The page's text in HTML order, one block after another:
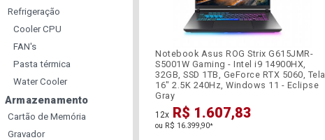
Refrigeração
Cooler CPU
FAN's
Pasta térmica
Water Cooler
Armazenamento
Cartão de Memória
Gravador
Notebook Asus ROG Strix G615JMR-
S5001W Gaming - Intel i9 14900HX,
32GB, SSD 1TB, GeForce RTX 5060, Tela
16" 2.5K 240Hz, Windows 11 - Eclipse
Gray
12x R$ 1.607,83
ou R$ 16.399,90*